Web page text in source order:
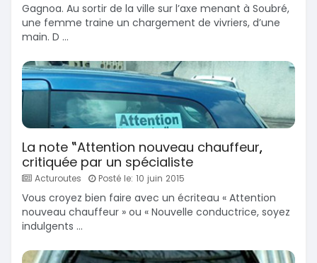
Gagnoa. Au sortir de la ville sur l’axe menant à Soubré,
une femme traine un chargement de vivriers, d’une
main. D ...
La note ‟Attention nouveau chauffeur„
critiquée par un spécialiste
Acturoutes Posté le: 10 juin 2015
Vous croyez bien faire avec un écriteau « Attention
nouveau chauffeur » ou « Nouvelle conductrice, soyez
indulgents ...